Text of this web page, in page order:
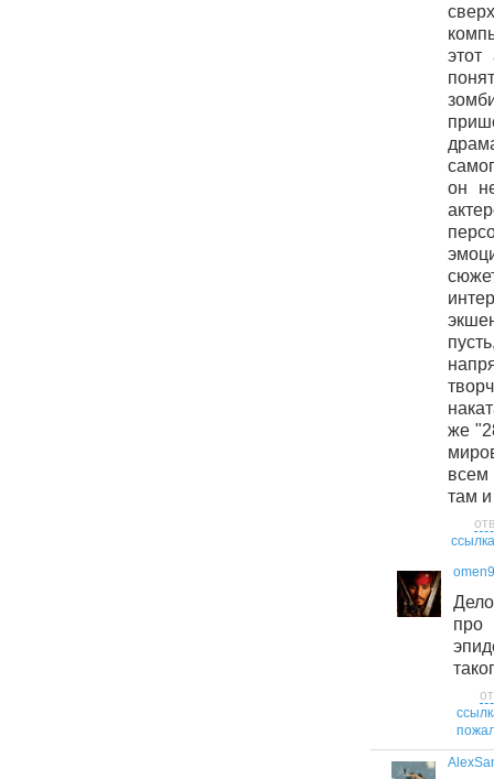
он
же
там
ссылка
про